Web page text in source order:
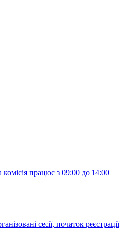
працює з 09:00 до 14:00
сесії, початок реєстрації